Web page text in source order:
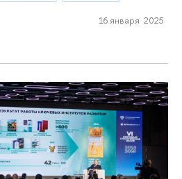
16 января 2025